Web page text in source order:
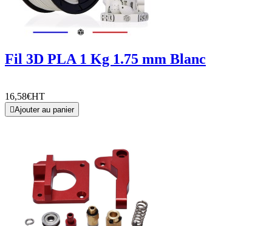
Fil 3D PLA 1 Kg 1.75 mm Blanc
16,58€HT
Ajouter au panier